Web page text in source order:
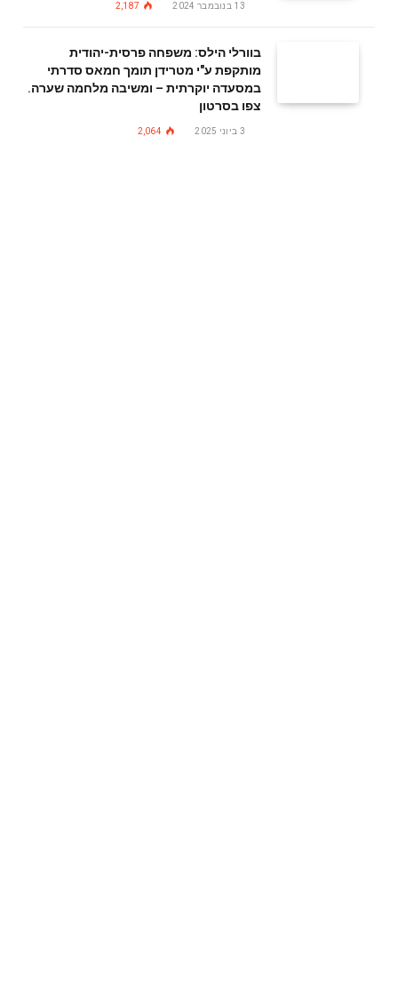
13 בנובמבר 2024 2,187
בוורלי הילס: משפחה פרסית-יהודית
מותקפת ע"י מטרידן תומך חמאס סדרתי
במסעדה יוקרתית – ומשיבה מלחמה שערה.
צפו בסרטון
3 ביוני 2025 2,064